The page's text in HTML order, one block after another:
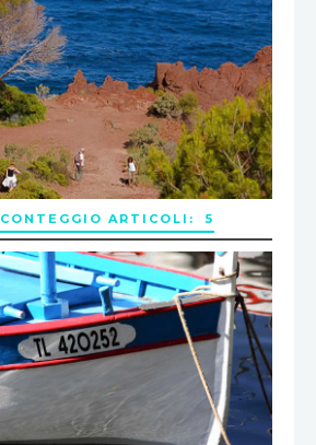
CONTEGGIO ARTICOLI: 5